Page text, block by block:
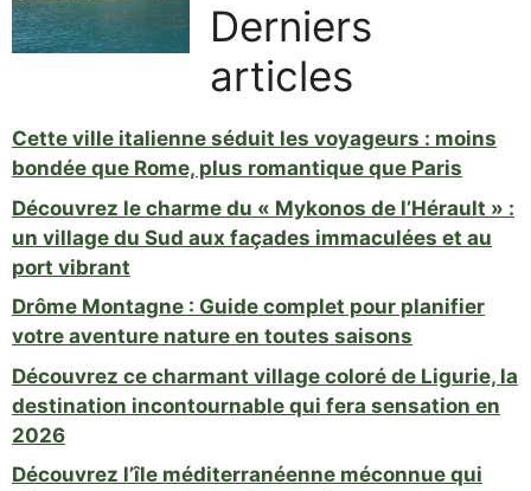
Derniers
articles
Cette ville italienne séduit les voyageurs : moins
bondée que Rome, plus romantique que Paris
Découvrez le charme du « Mykonos de l’Hérault » :
un village du Sud aux façades immaculées et au
port vibrant
Drôme Montagne : Guide complet pour planifier
votre aventure nature en toutes saisons
Découvrez ce charmant village coloré de Ligurie, la
destination incontournable qui fera sensation en
2026
Découvrez l’île méditerranéenne méconnue qui